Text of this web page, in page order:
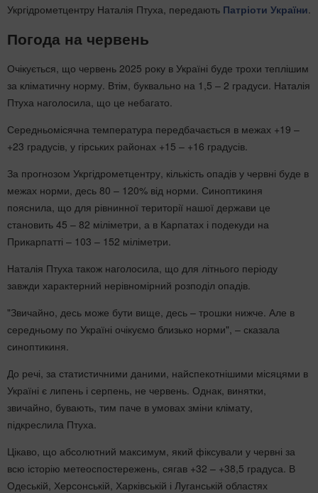
Укргідрометцентру Наталія Птуха, передають Патріоти України
Погода на червень
Очікується, що червень 2025 року в Україні буде трохи теплішим
за кліматичну норму. Втім, буквально на 1,5 – 2 градуси. Наталія
Птуха наголосила, що це небагато.
Середньомісячна температура передбачається в межах +19 –
+23 градусів, у гірських районах +15 – +16 градусів.
За прогнозом Укргідрометцентру, кількість опадів у червні буде в
межах норми, десь 80 – 120% від норми. Синоптикиня
пояснила, що для рівнинної території нашої держави це
становить 45 – 82 міліметри, а в Карпатах і подекуди на
Прикарпатті – 103 – 152 міліметри.
Наталія Птуха також наголосила, що для літнього періоду
завжди характерний нерівномірний розподіл опадів.
"Звичайно, десь може бути вище, десь – трошки нижче. Але в
середньому по Україні очікуємо близько норми", – сказала
синоптикиня.
До речі, за статистичними даними, найспекотнішими місяцями в
Україні є липень і серпень, не червень. Однак, винятки,
звичайно, бувають, тим паче в умовах зміни клімату,
підкреслила Птуха.
Цікаво, що абсолютний максимум, який фіксували у червні за
всю історію метеоспостережень, сягав +32 – +38,5 градуса. В
Одеській, Херсонській, Харківській і Луганській областях